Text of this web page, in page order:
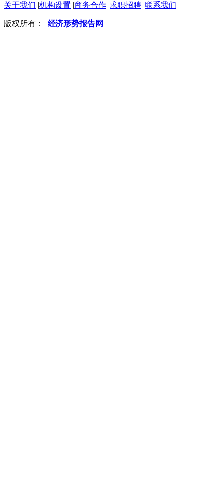
关于我们 |机构设置 |商务合作 |求职招聘 |联系我们
版权所有： 经济形势报告网